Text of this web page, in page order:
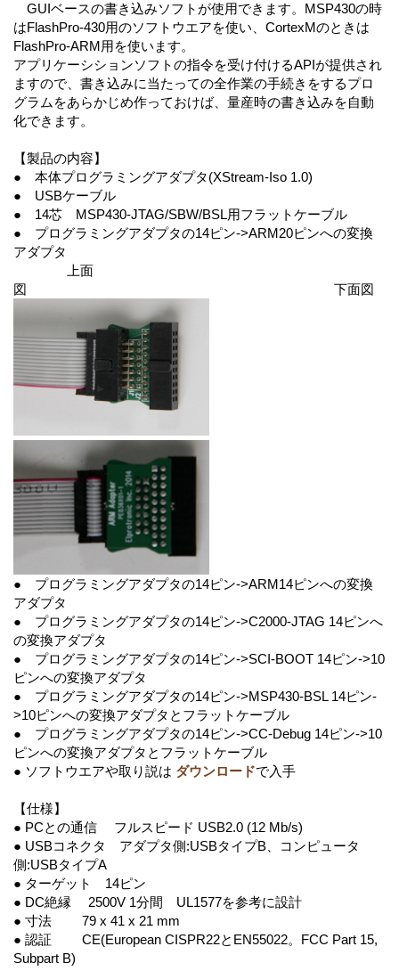
GUIベースの書き込みソフトが使用できます。MSP430の時
はFlashPro-430用のソフトウエアを使い、CortexMのときは
FlashPro-ARM用を使います。
アプリケーシションソフトの指令を受け付けるAPIが提供され
ますので、書き込みに当たっての全作業の手続きをするプロ
グラムをあらかじめ作っておけば、量産時の書き込みを自動
化できます。
【製品の内容】
● 本体プログラミングアダプタ(XStream-Iso 1.0)
● USBケーブル
● 14芯 MSP430-JTAG/SBW/BSL用フラットケーブル
● プログラミングアダプタの14ピン->ARM20ピンへの変換
アダプタ
上面
図 下面図
● プログラミングアダプタの14ピン->ARM14ピンへの変換
アダプタ
● プログラミングアダプタの14ピン->C2000-JTAG 14ピンへ
の変換アダプタ
● プログラミングアダプタの14ピン->SCI-BOOT 14ピン->10
ピンへの変換アダプタ
● プログラミングアダプタの14ピン->MSP430-BSL 14ピン-
>10ピンへの変換アダプタとフラットケーブル
● プログラミングアダプタの14ピン->CC-Debug 14ピン->10
ピンへの変換アダプタとフラットケーブル
● ソフトウエアや取り説は ダウンロードで入手
【仕様】
● PCとの通信 フルスピード USB2.0 (12 Mb/s)
● USBコネクタ アダプタ側:USBタイプB、コンピュータ
側:USBタイプA
● ターゲット 14ピン
● DC絶縁 2500V 1分間 UL1577を参考に設計
● 寸法 79 x 41 x 21 mm
● 認証 CE(European CISPR22とEN55022。FCC Part 15,
Subpart B)